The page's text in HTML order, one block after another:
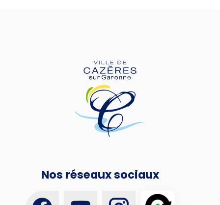
Nos réseaux sociaux